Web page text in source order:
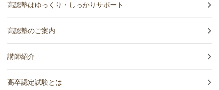
高認塾はゆっくり・しっかりサポート
高認塾のご案内
講師紹介
高卒認定試験とは